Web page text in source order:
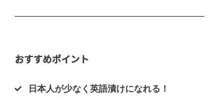
おすすめポイント
日本人が少なく英語漬けになれる！